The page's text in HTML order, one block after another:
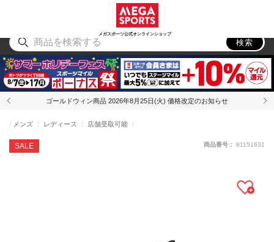
メガスポーツ公式オンラインショップ
アウトドア
検索
ゴールドウィン商品 2026年8月25日(火) 価格改定のお知らせ
SALE
メンズ レディース 店舗受取可能
商品番号： 81151631